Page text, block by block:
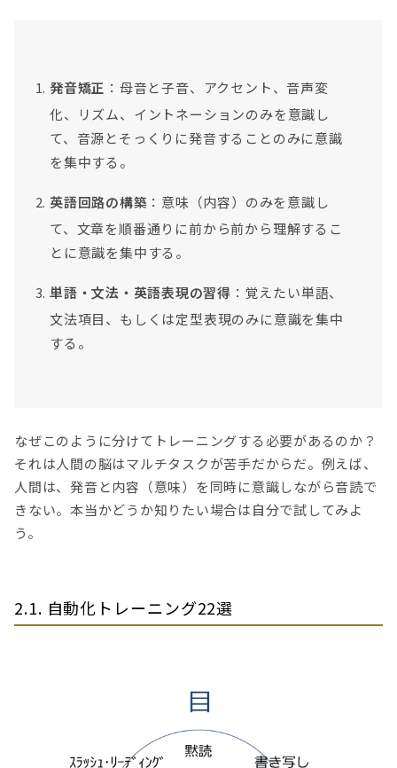
発音矯正 ：母音と子音、アクセント、音声変
化、リズム、イントネーションのみを意識し
て、音源とそっくりに発音することのみに意識
を集中する。
英語回路の構築 ：意味（内容）のみを意識し
て、文章を順番通りに前から前から理解するこ
とに意識を集中する。
単語・文法・英語表現の習得 ：覚えたい単語、
文法項目、もしくは定型表現のみに意識を集中
する。
なぜこのように分けてトレーニングする必要があるのか？
それは人間の脳はマルチタスクが苦手だからだ。例えば、
人間は、発音と内容（意味）を同時に意識しながら音読で
きない。本当かどうか知りたい場合は自分で試してみよ
う。
2.1. 自動化トレーニング22選